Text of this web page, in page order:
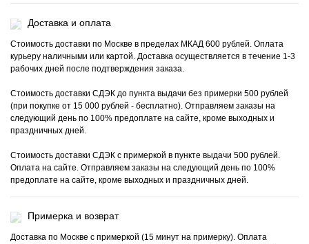
Доставка и оплата
Стоимость доставки по Москве в пределах МКАД 600 рублей. Оплата
курьеру наличными или картой. Доставка осуществляется в течение 1-3
рабочих дней после подтверждения заказа.
Стоимость доставки СДЭК до пункта выдачи без примерки 500 рублей
(при покупке от 15 000 рублей - бесплатно). Отправляем заказы на
следующий день по 100% предоплате на сайте, кроме выходных и
праздничных дней.
Стоимость доставки СДЭК с примеркой в пункте выдачи 500 рублей.
Оплата на сайте. Отправляем заказы на следующий день по 100%
предоплате на сайте, кроме выходных и праздничных дней.
Примерка и возврат
Доставка по Москве с примеркой (15 минут на примерку). Оплата